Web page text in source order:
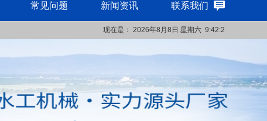
常见问题 新闻资讯 联系我们
现在是： 2026年8月8日 星期六 9:42:3